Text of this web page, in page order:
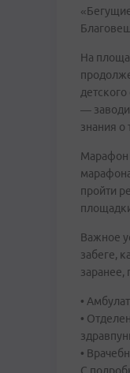
На
—
знания о
Марафон
пройти
Важное
забеге,
•
•
•